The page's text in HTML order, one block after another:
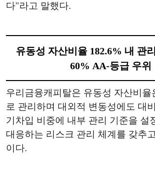
다"라고 말했다.
유동성 자산비율 182.6% 내 관
60% AA-등급 우위
우리금융캐피탈은 유동성 자산비율
로 관리하며 대외적 변동성에도 대
기차입 비중에 내부 관리 기준을 설
대응하는 리스크 관리 체계를 갖추
이다.